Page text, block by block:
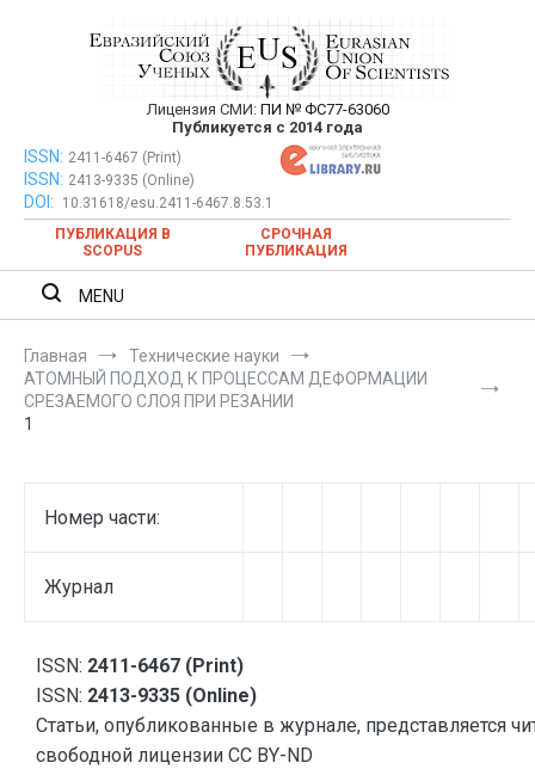
Евразийский Союз Ученых —
публикация научных статей в
ежемесячном научном журнале
Лицензия СМИ: ПИ № ФС77-63060
Публикуется с 2014 года
Евразийский Союз Ученых — публикация научных статей в
ежемесячном научном журнале
ISSN: 2411-6467 (Print)
ISSN: 2413-9335 (Online)
DOI:
10.31618/esu.2411-6467.8.53.1
ПУБЛИКАЦИЯ В
SCOPUS
СРОЧНАЯ
ПУБЛИКАЦИЯ
MENU
Главная
Технические науки
АТОМНЫЙ ПОДХОД К ПРОЦЕССАМ ДЕФОРМАЦИИ
СРЕЗАЕМОГО СЛОЯ ПРИ РЕЗАНИИ
1
Номер части:
Журнал
ISSN: 2411-6467 (Print)
ISSN: 2413-9335 (Online)
Статьи, опубликованные в журнале, представляется
свободной лицензии CC BY-ND